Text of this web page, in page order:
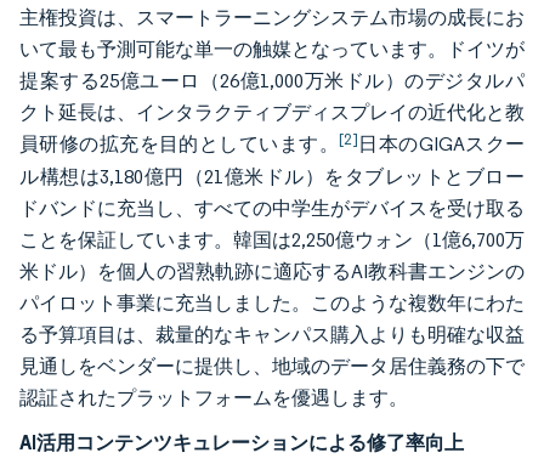
主権投資は、スマートラーニングシステム市場の成長にお
いて最も予測可能な単一の触媒となっています。ドイツが
提案する25億ユーロ（26億1,000万米ドル）のデジタルパ
クト延長は、インタラクティブディスプレイの近代化と教
員研修の拡充を目的としています。 [2]日本のGIGAスクー
ル構想は3,180億円（21億米ドル）をタブレットとブロー
ドバンドに充当し、すべての中学生がデバイスを受け取る
ことを保証しています。韓国は2,250億ウォン（1億6,700万
米ドル）を個人の習熟軌跡に適応するAI教科書エンジンの
パイロット事業に充当しました。このような複数年にわた
る予算項目は、裁量的なキャンパス購入よりも明確な収益
見通しをベンダーに提供し、地域のデータ居住義務の下で
認証されたプラットフォームを優遇します。
AI活用コンテンツキュレーションによる修了率向上